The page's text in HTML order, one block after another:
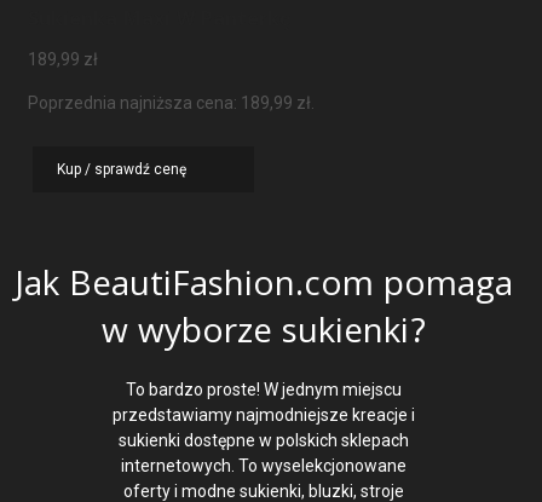
189,99 zł
Poprzednia najniższa cena: 189,99 zł
Kup / sprawdź cenę
Jak BeautiFashion.com pomaga
w wyborze sukienki?
To bardzo proste! W jednym miejscu
przedstawiamy najmodniejsze kreacje i
sukienki dostępne w polskich sklepach
internetowych. To wyselekcjonowane
oferty i modne sukienki, bluzki, stroje